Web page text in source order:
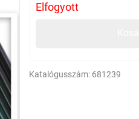
Elfogyott
Katalógusszám: 681239